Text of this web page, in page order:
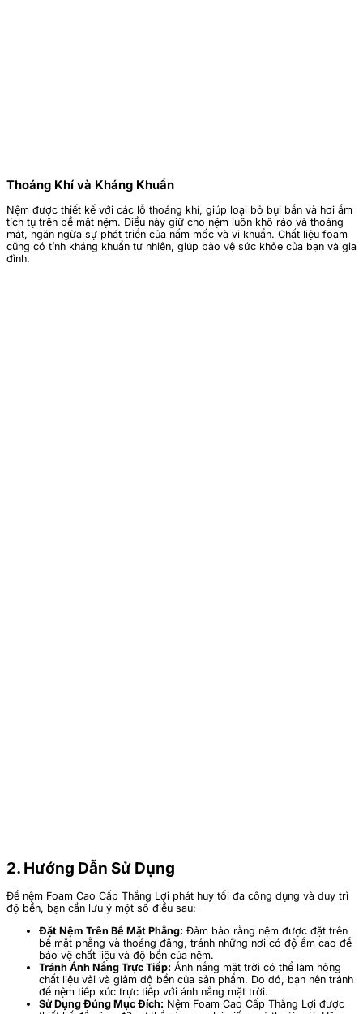
Thoáng Khí và Kháng Khuẩn
Nệm được thiết kế với các lỗ thoáng khí, giúp loại bỏ bụi bẩn và hơi ẩm
tích tụ trên bề mặt nệm. Điều này giữ cho nệm luôn khô ráo và thoáng
mát, ngăn ngừa sự phát triển của nấm mốc và vi khuẩn. Chất liệu foam
cũng có tính kháng khuẩn tự nhiên, giúp bảo vệ sức khỏe của bạn và gia
đình.
2. Hướng Dẫn Sử Dụng
Để nệm Foam Cao Cấp Thắng Lợi phát huy tối đa công dụng và duy trì
độ bền, bạn cần lưu ý một số điều sau:
Đặt Nệm Trên Bề Mặt Phẳng: Đảm bảo rằng nệm được đặt trên
bề mặt phẳng và thoáng đãng, tránh những nơi có độ ẩm cao để
bảo vệ chất liệu và độ bền của nệm.
Tránh Ánh Nắng Trực Tiếp: Ánh nắng mặt trời có thể làm hỏng
chất liệu vải và giảm độ bền của sản phẩm. Do đó, bạn nên tránh
để nệm tiếp xúc trực tiếp với ánh nắng mặt trời.
Sử Dụng Đúng Mục Đích: Nệm Foam Cao Cấp Thắng Lợi được